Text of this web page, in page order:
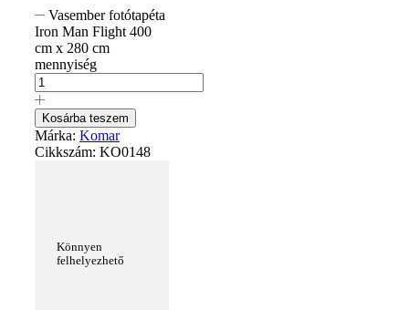
Vasember fotótapéta
Iron Man Flight 400
cm x 280 cm
mennyiség
Kosárba teszem
Márka: Komar
Cikkszám: KO0148
Könnyen
felhelyezhető